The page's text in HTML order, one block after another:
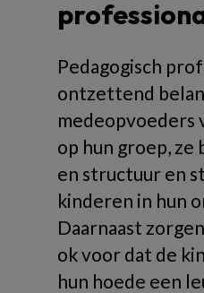
Pedagogisch
ontzettend
medeopvoeders
op hun groep, ze
en structuur en
kinderen in hun
Daarnaast
ok voor dat de
hun hoede een